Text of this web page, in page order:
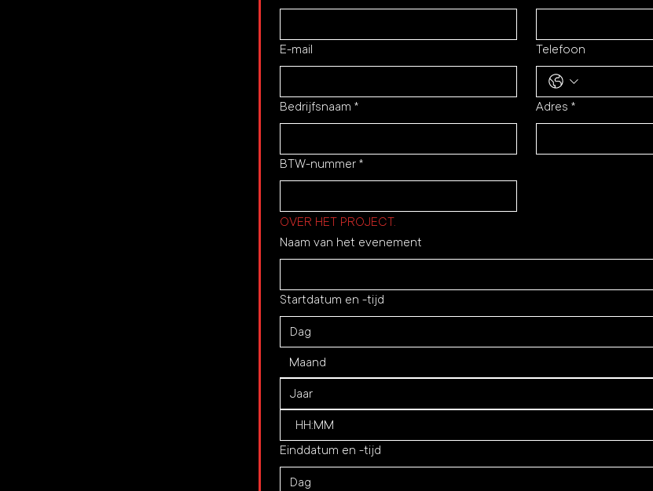
E-mail Telefoon
Bedrijfsnaam * Adres *
BTW-nummer *
OVER HET PROJECT.
Naam van het evenement
Startdatum en -tijd
Maand
:
Einddatum en -tijd